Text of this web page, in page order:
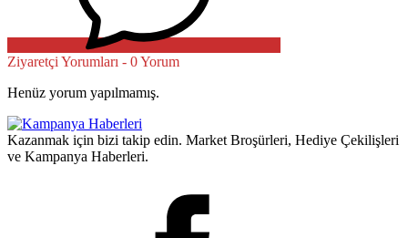
Ziyaretçi Yorumları - 0 Yorum
Henüz yorum yapılmamış.
Kazanmak için bizi takip edin. Market Broşürleri, Hediye Çekilişleri
ve Kampanya Haberleri.